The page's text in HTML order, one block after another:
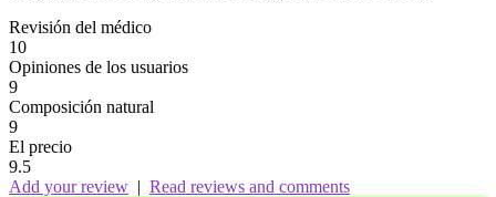
Revisión del médico
10
Opiniones de los usuarios
9
Composición natural
9
El precio
9.5
Add your review | Read reviews and comments